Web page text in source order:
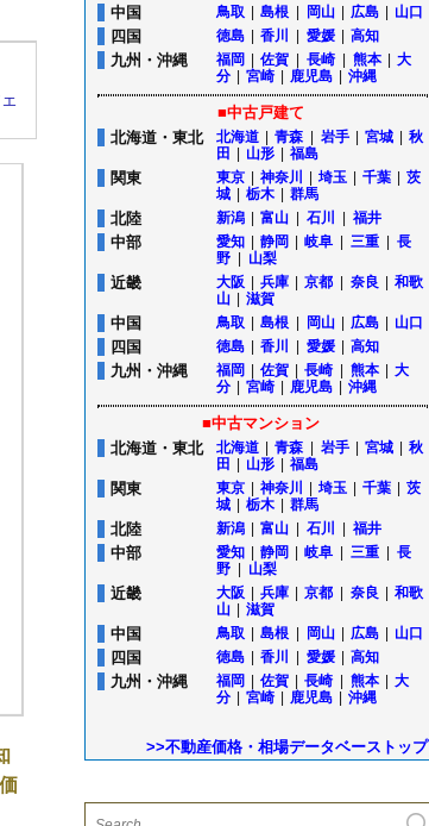
中国 鳥取 島根 岡山 広島 山口
四国 徳島 香川 愛媛 高知
九州・沖縄 福岡 佐賀 長崎 熊本
大
分
宮崎 鹿児島 沖縄
■中古戸建て
北海道・東北
北海道 青森 岩手 宮城
秋
田
山形 福島
関東 東京 神奈川 埼玉 千葉
茨
城
栃木 群馬
北陸 新潟 富山 石川 福井
中部 愛知 静岡 岐阜 三重
長
野
山梨
近畿 大阪 兵庫 京都 奈良
和歌
山
滋賀
中国 鳥取 島根 岡山 広島 山口
四国 徳島 香川 愛媛 高知
九州・沖縄 福岡 佐賀 長崎 熊本
大
分
宮崎 鹿児島 沖縄
■中古マンション
北海道・東北
北海道 青森 岩手 宮城
秋
田
山形 福島
関東 東京 神奈川 埼玉 千葉
茨
城
栃木 群馬
北陸 新潟 富山 石川 福井
中部 愛知 静岡 岐阜 三重
長
野
山梨
近畿 大阪 兵庫 京都 奈良
和歌
山
滋賀
中国 鳥取 島根 岡山 広島 山口
四国 徳島 香川 愛媛 高知
九州・沖縄 福岡 佐賀 長崎 熊本
大
分
宮崎 鹿児島 沖縄
>>不動産価格・相場データベーストップ